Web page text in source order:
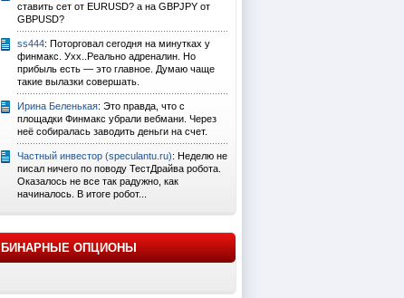
ставить сет от EURUSD? а на GBPJPY от
GBPUSD?
ss444: Поторговал сегодня на минутках у
финмакс. Ухх..Реально адреналин. Но
прибыль есть — это главное. Думаю чаще
такие вылазки совершать.
Ирина Беленькая: Это правда, что с
площадки Финмакс убрали вебмани. Через
неё собиралась заводить деньги на счет.
Частный инвестор (speculantu.ru): Неделю не
писал ничего по поводу ТестДрайва робота.
Оказалось не все так радужно, как
начиналось. В итоге робот...
БИНАРНЫЕ ОПЦИОНЫ